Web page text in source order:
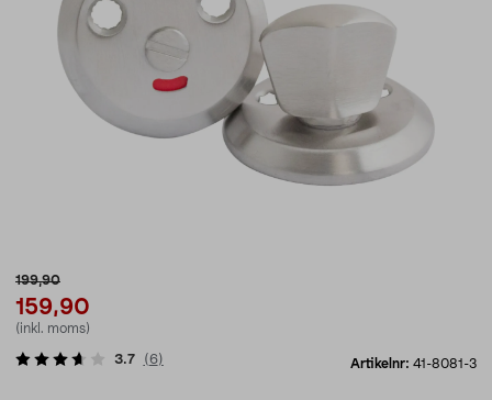
199,90
159,90
(inkl. moms)
Artikelnr: 41-8081-3
3.7 (6)